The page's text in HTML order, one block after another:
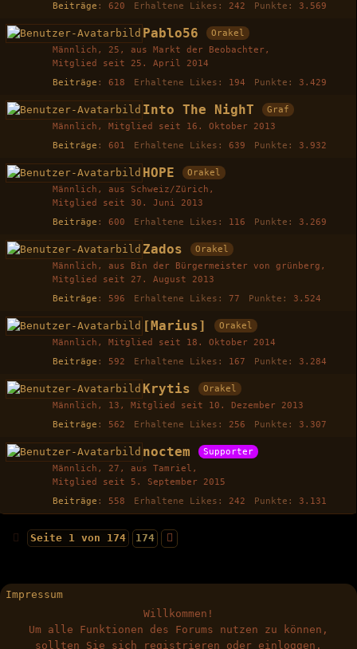
Beiträge
620 Erhaltene Likes 242 Punkte 3.569
Pablo56
Orakel
Männlich
25
aus Markt der Beobachter
Mitglied seit 25. April 2014
Beiträge
618 Erhaltene Likes 194 Punkte 3.429
Into The NighT
Graf
Männlich
Mitglied seit 16. Oktober 2013
Beiträge
601 Erhaltene Likes 639 Punkte 3.932
HOPE
Orakel
Männlich
aus Schweiz/Zürich
Mitglied seit 30. Juni 2013
Beiträge
600 Erhaltene Likes 116 Punkte 3.269
Zados
Orakel
Männlich
aus Bin der Bürgermeister von grünberg
Mitglied seit 27. August 2013
Beiträge
596 Erhaltene Likes 77 Punkte 3.524
[Marius]
Orakel
Männlich
Mitglied seit 18. Oktober 2014
Beiträge
592 Erhaltene Likes 167 Punkte 3.284
Krytis
Orakel
Männlich
13
Mitglied seit 10. Dezember 2013
Beiträge
562 Erhaltene Likes 256 Punkte 3.307
noctem
Supporter
Männlich
27
aus Tamriel
Mitglied seit 5. September 2015
Beiträge
558 Erhaltene Likes 242 Punkte 3.131
Seite 1 von 174 174
Impressum
Willkommen!
Um alle Funktionen des Forums nutzen zu können,
sollten Sie sich registrieren oder einloggen.